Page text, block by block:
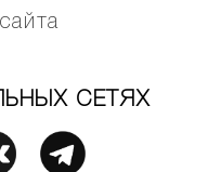
СЕТЯХ